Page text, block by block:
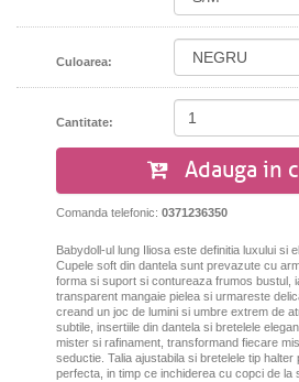
Culoarea:
Cantitate:
Adauga in
Comanda telefonic: 0371236350
Babydoll-ul lung Iliosa este definitia luxului si
Cupele soft din dantela sunt prevazute cu
forma si suport si contureaza frumos bustul,
transparent mangaie pielea si urmareste
creand un joc de lumini si umbre extrem de
subtile, insertiile din dantela si bretelele
mister si rafinament, transformand fiecare
seductie. Talia ajustabila si bretelele tip halter
perfecta, in timp ce inchiderea cu copci de la